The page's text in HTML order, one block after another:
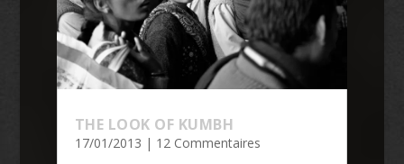
THE LOOK OF KUMBH
17/01/2013 | 12 Commentaires